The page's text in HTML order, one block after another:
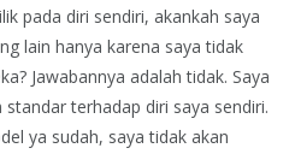
pada diri sendiri, akankah saya
lain hanya karena saya tidak
Jawabannya adalah tidak. Saya
terhadap diri saya sendiri.
ya sudah, saya tidak akan